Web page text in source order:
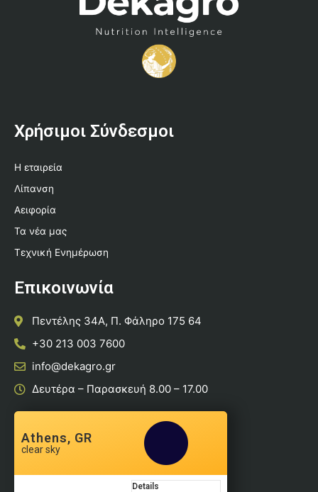
Χρήσιμοι Σύνδεσμοι
Η εταιρεία
Λίπανση
Αειφορία
Τα νέα μας
Τεχνική Ενημέρωση
Επικοινωνία
Πεντέλης 34Α, Π. Φάληρο 175 64
+30 213 003 7600
info@dekagro.gr
Δευτέρα – Παρασκευή 8.00 – 17.00
Athens, GR
clear sky
Details